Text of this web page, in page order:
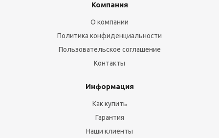
Компания
О компании
Политика конфиденциальности
Пользовательское соглашение
Контакты
Информация
Как купить
Гарантия
Наши клиенты